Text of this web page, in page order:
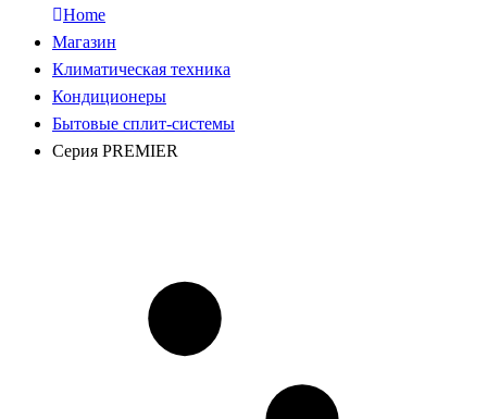
Home
Магазин
Климатическая техника
Кондиционеры
Бытовые сплит-системы
Серия PREMIER